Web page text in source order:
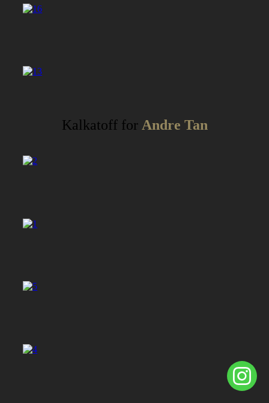
Kalkatoff for Andre Tan